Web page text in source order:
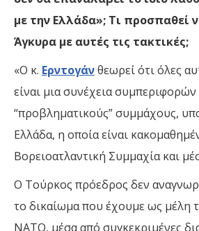
με την Ελλάδα»; Τι προσπαθεί
Άγκυρα με αυτές τις τακτικές;
«Ο κ. Ερντογάνθεωρεί ότι όλες
είναι μια συνέχεια
“προβληματικούς” συμμάχους,
Ελλάδα, η οποία είναι
Βορειοατλαντική Συμμαχία και
Ο Τούρκος πρόεδρος δεν
το δικαίωμα που έχουμε ως μέλη
ΝΑΤΟ, μέσα από συγκεκριμένες